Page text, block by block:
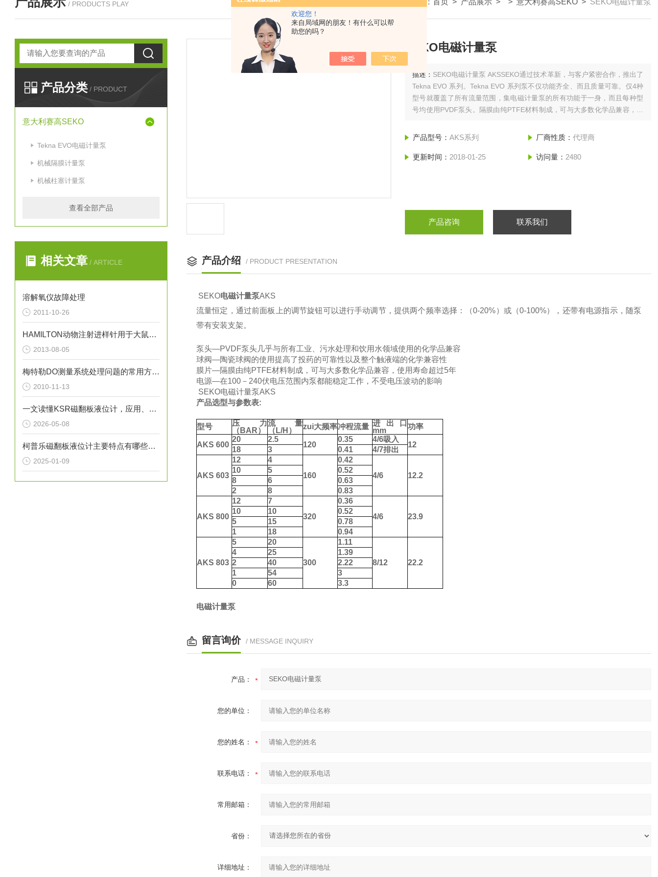
欢迎您！
来自局域网的朋友！有什么可以帮
助您的吗？
/ PRODUCTS PLAY 我的位置： 首页 > 产品展示 > > 意大利赛高SEKO > SEKO电磁计量泵
产品分类 / PRODUCT
意大利赛高SEKO
Tekna EVO电磁计量泵
机械隔膜计量泵
机械柱塞计量泵
查看全部产品
相关文章 / ARTICLE
溶解氧仪故障处理
2011-10-26
HAMILTON动物注射进样针用于大鼠和小鼠尾静脉注射技巧与方法
2013-08-05
梅特勒DO测量系统处理问题的常用方法（图）
2010-11-13
一文读懂KSR磁翻板液位计，应用、操作与养护
2026-05-08
柯普乐磁翻板液位计主要特点有哪些呢？
2025-01-09
SEKO电磁计量泵
描述： SEKO电磁计量泵 AKSSEKO通过技术革新，与客户紧密合作，推出了
Tekna EVO 系列。Tekna EVO 系列泵不仅功能齐全、而且质量可靠。仅4种
型号就覆盖了所有流量范围，集电磁计量泵的所有功能于一身，而且每种型
号均使用PVDF泵头。隔膜由纯PTFE材料制成，可与大多数化学品兼容，隔
产品型号：AKS系列 厂商性质： 代理商
更新时间： 2018-01-25 访问量： 2480
产品咨询 联系我们
产品介绍 / PRODUCT PRESENTATION
SEKO电磁计量泵AKS
流量恒定，通过前面板上的调节旋钮可以进行手动调节，提供两个频率选择：（0-20%）或（0-100%），还带有电源指示，随泵
带有安装支架。
泵头—PVDF泵头几乎与所有工业、污水处理和饮用水领域使用的化学品兼容
球阀—陶瓷球阀的使用提高了投药的可靠性以及整个触液端的化学兼容性
膜片—隔膜由纯PTFE材料制成，可与大多数化学品兼容，使用寿命超过5年
电源—在100－240伏电压范围内泵都能稳定工作，不受电压波动的影响
SEKO电磁计量泵AKS
产品选型与参数表:
型号
压力
（BAR）
流量
（L/H）
zui大频率冲程流量 进出口
mm
功率
AKS 600
20 2.5
120
0.35 4/6吸入
12
18 3 0.41 4/7排出
AKS 603
12
4
160
0.42
4/6
12.2
10 5
0.52
8
6
0.63
2
8 0.83
AKS 800
12
7
320
0.36
4/6
23.9
10 10
0.52
5
15
0.78
1
18 0.94
AKS 803
5 20
300
1.11
8/12 22.2
4 25
1.39
2
40
2.22
1
54
3
0
60 3.3
电磁计量泵
留言询价 / MESSAGE INQUIRY
产品：
您的单位：
您的姓名：
联系电话：
常用邮箱：
省份：
详细地址：